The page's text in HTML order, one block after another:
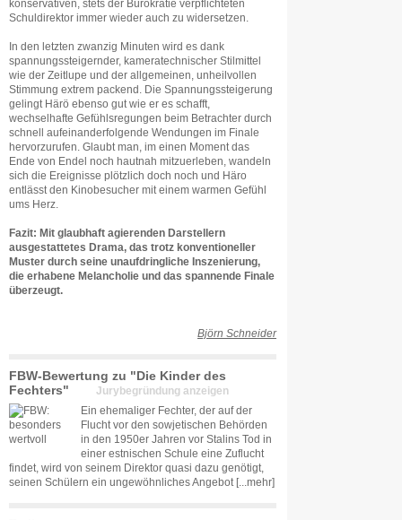
konservativen, stets der Bürokratie verpflichteten
Schuldirektor immer wieder auch zu widersetzen.
In den letzten zwanzig Minuten wird es dank
spannungssteigernder, kameratechnischer Stilmittel
wie der Zeitlupe und der allgemeinen, unheilvollen
Stimmung extrem packend. Die Spannungssteigerung
gelingt Härö ebenso gut wie er es schafft,
wechselhafte Gefühlsregungen beim Betrachter durch
schnell aufeinanderfolgende Wendungen im Finale
hervorzurufen. Glaubt man, im einen Moment das
Ende von Endel noch hautnah mitzuerleben, wandeln
sich die Ereignisse plötzlich doch noch und Häro
entlässt den Kinobesucher mit einem warmen Gefühl
ums Herz.
Fazit: Mit glaubhaft agierenden Darstellern
ausgestattetes Drama, das trotz konventioneller
Muster durch seine unaufdringliche Inszenierung,
die erhabene Melancholie und das spannende Finale
überzeugt.
Björn Schneider
FBW-Bewertung zu "Die Kinder des
Fechters"
Jurybegründung anzeigen
Ein ehemaliger Fechter, der auf der
Flucht vor den sowjetischen Behörden
in den 1950er Jahren vor Stalins Tod in
einer estnischen Schule eine Zuflucht
findet, wird von seinem Direktor quasi dazu genötigt,
seinen Schülern ein ungewöhnliches Angebot [...mehr]